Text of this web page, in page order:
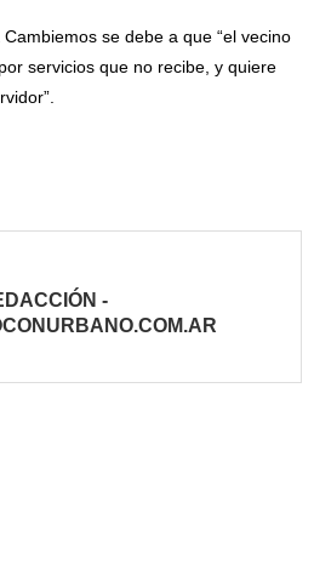
se debe a que “el vecino
servicios que no recibe, y quiere
-